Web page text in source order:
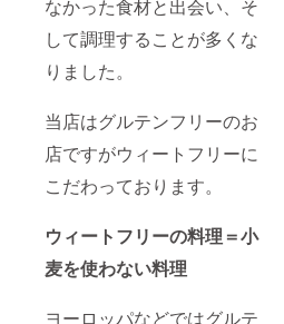
なかった食材と出会い、そ
して調理することが多くな
りました。
当店はグルテンフリーのお
店ですがウィートフリーに
こだわっております。
ウィートフリーの料理＝小
麦を使わない料理
ヨーロッパなどではグルテ